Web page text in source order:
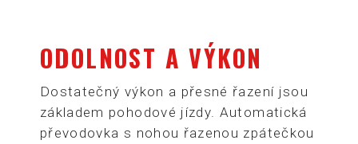
ODOLNOST A VÝKON
Dostatečný výkon a přesné řazení jsou
základem pohodové jízdy. Automatická
převodovka s nohou řazenou zpátečkou